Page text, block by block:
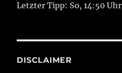
Letzter Tipp: So, 14:50 Uhr
DISCLAIMER